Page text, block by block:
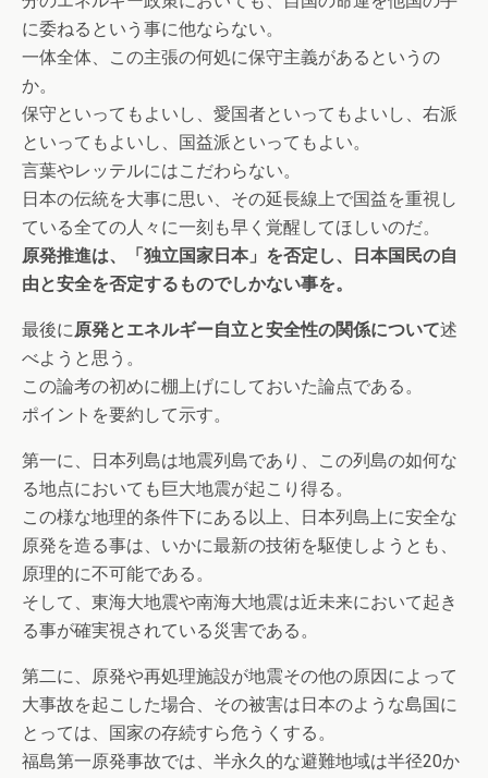
に委ねるという事に他ならない。
一体全体、この主張の何処に保守主義があるというの
か。
保守といってもよいし、愛国者といってもよいし、右派
といってもよいし、国益派といってもよい。
言葉やレッテルにはこだわらない。
日本の伝統を大事に思い、その延長線上で国益を重視し
ている全ての人々に一刻も早く覚醒してほしいのだ。
原発推進は、「独立国家日本」を否定し、日本国民の自
由と安全を否定するものでしかない事を。
最後に原発とエネルギー自立と安全性の関係について述
べようと思う。
この論考の初めに棚上げにしておいた論点である。
ポイントを要約して示す。
第一に、日本列島は地震列島であり、この列島の如何な
る地点においても巨大地震が起こり得る。
この様な地理的条件下にある以上、日本列島上に安全な
原発を造る事は、いかに最新の技術を駆使しようとも、
原理的に不可能である。
そして、東海大地震や南海大地震は近未来において起き
る事が確実視されている災害である。
第二に、原発や再処理施設が地震その他の原因によって
大事故を起こした場合、その被害は日本のような島国に
とっては、国家の存続すら危うくする。
福島第一原発事故では、半永久的な避難地域は半径20か